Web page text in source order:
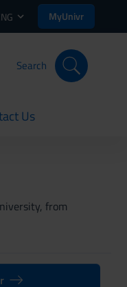
MyUnivr
Search
Us
from